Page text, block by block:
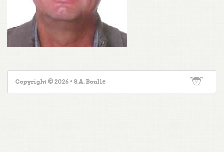
Copyright © 2026 • S.A. Boulle